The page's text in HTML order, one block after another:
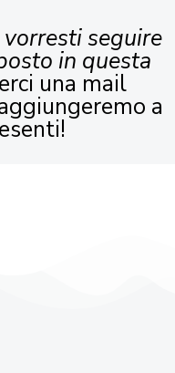
vorresti seguire
in questa
una mail
a